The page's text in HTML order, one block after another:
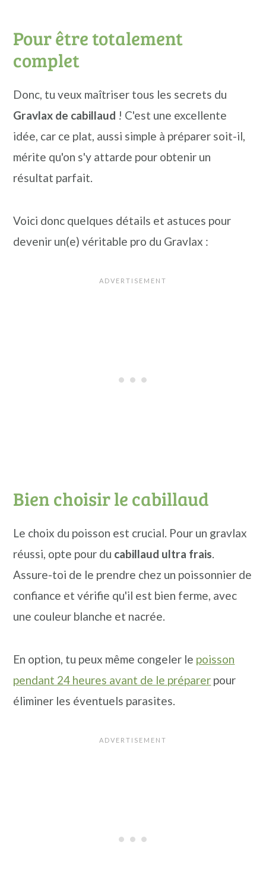
Pour être totalement
complet
Donc, tu veux maîtriser tous les secrets du
Gravlax de cabillaud ! C'est une excellente
idée, car ce plat, aussi simple à préparer soit-il,
mérite qu'on s'y attarde pour obtenir un
résultat parfait.
Voici donc quelques détails et astuces pour
devenir un(e) véritable pro du Gravlax :
Bien choisir le cabillaud
Le choix du poisson est crucial. Pour un gravlax
réussi, opte pour du cabillaud ultra frais.
Assure-toi de le prendre chez un poissonnier de
confiance et vérifie qu'il est bien ferme, avec
une couleur blanche et nacrée.
En option, tu peux même congeler le poisson
pendant 24 heures avant de le préparer pour
éliminer les éventuels parasites.